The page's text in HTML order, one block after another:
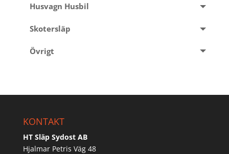
Husvagn Husbil
Skotersläp
Övrigt
KONTAKT
HT Släp Sydost AB
Hjalmar Petris Väg 48